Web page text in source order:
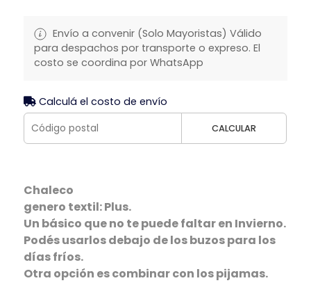
Envío a convenir (Solo Mayoristas) Válido
para despachos por transporte o expreso. El
costo se coordina por WhatsApp
Calculá el costo de envío
CALCULAR
Chaleco
genero textil: Plus.
Un básico que no te puede faltar en Invierno.
Podés usarlos debajo de los buzos para los
días fríos.
Otra opción es combinar con los pijamas.